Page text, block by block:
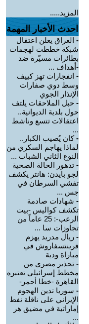
المزيد.....
احدث الأخبار المهمة
- العراق يعلن اعتقال
شبكة خططت لهجمات
بطائرات مسيّرة ضد
-أهداف ...
- انفجارات تهز كييف
وسط دوي صفارات
الإنذار الجوي
- حبل الملاحقات يلتف
حول بلدية الديوانية..
اعتقالات تتسع وناشط
...
-كان يُصيب الكبار..
لماذا يهاجم السكري من
النوع الثاني الشباب ...
- تدهور الحالة الصحية
لجو بايدن: هانتر يكشف
تفشي السرطان في
جس ...
- شهادات صادمة
تكشف كواليس -بيت
الرعب-: 25 عاماً من
تجاوزات سا ...
- ريال مدريد يهزم
فرينتسفاروش في
مباراة ودية
- تحذير مصري من
مخطط إسرائيلي تعتبره
القاهرة -خطا أحمر-
- سوريا تدين الهجوم
الإيراني على ناقلة نفط
إماراتية في مضيق هر
...